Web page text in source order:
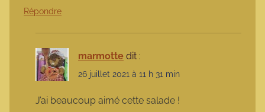
Répondre
marmotte dit :
26 juillet 2021 à 11 h 31 min
J’ai beaucoup aimé cette salade !